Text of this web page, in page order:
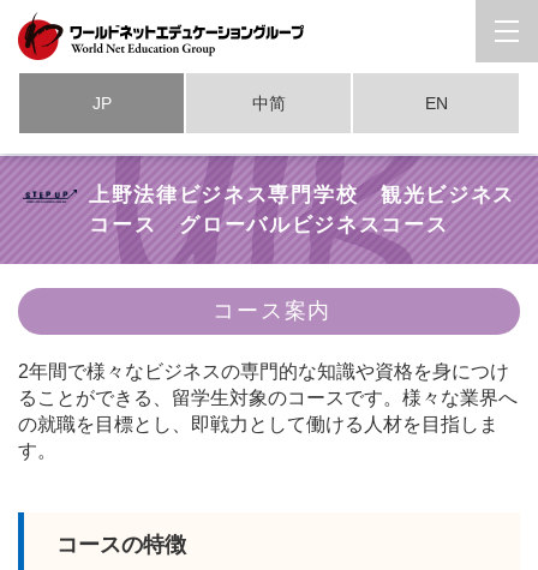
JP 中简 EN
上野法律ビジネス専門学校 観光ビジネス
コース グローバルビジネスコース
コース案内
2年間で様々なビジネスの専門的な知識や資格を身につけ
ることができる、留学生対象のコースです。様々な業界へ
の就職を目標とし、即戦力として働ける人材を目指しま
す。
コースの特徴